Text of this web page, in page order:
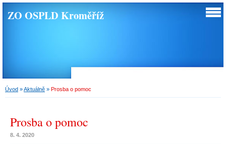
ZO OSPLD Kroměříž
Úvod »Aktuálně » Prosba o pomoc
Prosba o pomoc
8. 4. 2020